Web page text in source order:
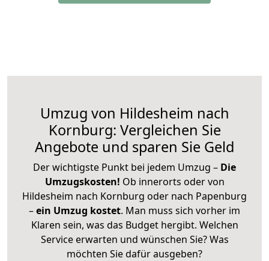
Umzug von Hildesheim nach
Kornburg: Vergleichen Sie
Angebote und sparen Sie Geld
Der wichtigste Punkt bei jedem Umzug – Die
Umzugskosten! Ob innerorts oder von
Hildesheim nach Kornburg oder nach Papenburg
–ein Umzug kostet. Man muss sich vorher im
Klaren sein, was das Budget hergibt. Welchen
Service erwarten und wünschen Sie? Was
möchten Sie dafür ausgeben?